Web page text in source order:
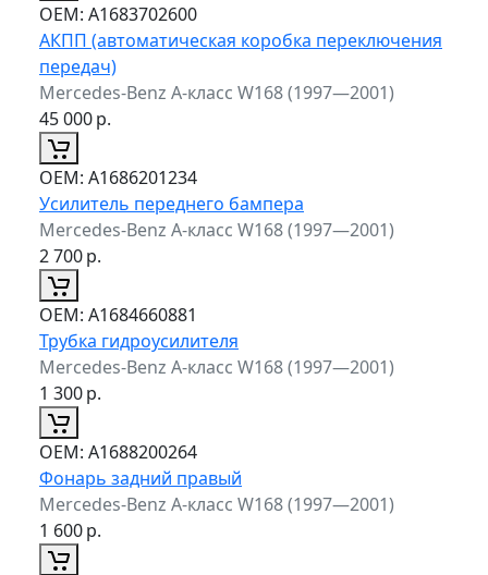
ОЕМ: A1683702600
АКПП (автоматическая коробка переключения
передач)
Mercedes-Benz A-класс W168 (1997—2001)
45 000р.
ОЕМ: A1686201234
Усилитель переднего бампера
Mercedes-Benz A-класс W168 (1997—2001)
2 700р.
ОЕМ: A1684660881
Трубка гидроусилителя
Mercedes-Benz A-класс W168 (1997—2001)
1 300р.
ОЕМ: A1688200264
Фонарь задний правый
Mercedes-Benz A-класс W168 (1997—2001)
1 600р.